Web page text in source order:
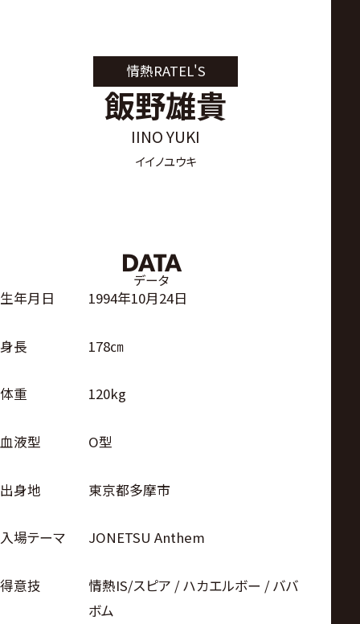
情熱RATEL'S
飯野雄貴
IINO YUKI
イイノユウキ
DATA
データ
生年月日 1994年10月24日
身長 178㎝
体重 120kg
血液型 O型
出身地 東京都多摩市
入場テーマ JONETSU Anthem
得意技
情熱IS/スピア / ハカエルボー / ババ
ボム